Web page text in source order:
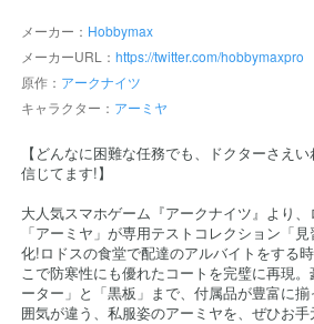
メーカー： Hobbymax
メーカーURL： https://twitter.com/hobbymaxpro
原作： アークナイツ
キャラクター： アーミヤ
【どんなに困難な任務でも、ドクターさえ
信じてます!】
大人気スマホゲーム『アークナイツ』より
「アーミヤ」が専用テストコレクション「
化!ロドスの食堂で配達のアルバイトをする
こで防寒性にも優れたコートを完璧に再現
ーター」と「黒板」まで、付属品が豊富に
囲気が違う、私服姿のアーミヤを、ぜひお手